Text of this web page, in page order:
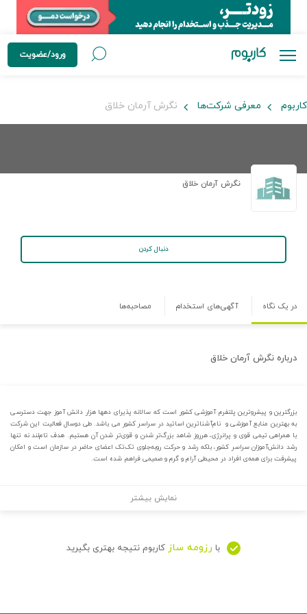
ورود/عضویت
کاربوم معرفی شرکت‌ها نگرش آرمان خلاق
نگرش آرمان خلاق
دنبال کردن
در یک نگاه آگهی‌های استخدام مصاحبه‌ها
درباره نگرش آرمان خلاق
بزرگترین و پیشروترین پلتفرم آموزشی کشور است که سالانه پذیرای دهها هزار دانش آموز جهت دسترسی
به بهترین منابع آموزشی و نام‌آشناترین اساتید در سراسر کشور می باشد. طی دوسال فعالیت این شرکت
با همراهی تیمی قوی و پرانرژی، هرروز شاهد بزرگ‌تر شدن و قوی‌تر شدن آن هستیم. هدف تام‌لند نه تنها
رشد دانش‌آموزان سراسر کشور، بلکه رشد و حرکت روبه‌جلوی تک‌تک اعضای حاضر در سازمان است و امکان
پیشرفت برای همه‌ی افراد در محیطی آرام و گرم و صمیمی فراهم شده است.
نمایش بیشتر
با رزومه ساز کاربوم نتیجه بهتری بگیرید